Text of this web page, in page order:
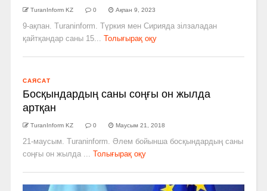
TuranInform KZ 0 Ақпан 9, 2023
9-ақпан. Turaninform. Түркия мен Сирияда зілзаладан
қайтқандар саны 15...
Толығырақ оқу
САЯСАТ
Босқындардың саны соңғы он жылда
артқан
TuranInform KZ 0 Маусым 21, 2018
21-маусым. Turaninform. Әлем бойынша босқындардың саны
соңғы он жылда ...
Толығырақ оқу